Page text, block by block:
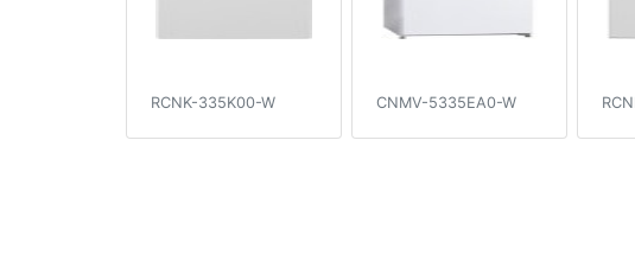
RCNK-335K00-W CNMV-5335EA0-W